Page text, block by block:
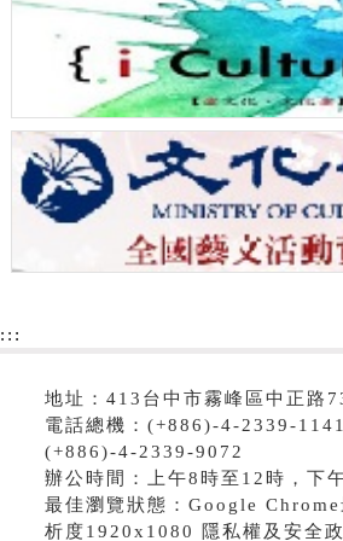
:::
地址：413台中市霧峰區中正路
電話總機：(+886)-4-2339-1141
(+886)-4-2339-9072
辦公時間：上午8時至12時，下
最佳瀏覽狀態：Google
析度1920x1080 隱私權及安全